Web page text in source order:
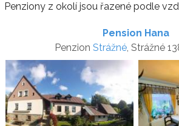
Penziony z okolí jsou řazené podle
Pension Hana
Penzion Strážné, Strážné